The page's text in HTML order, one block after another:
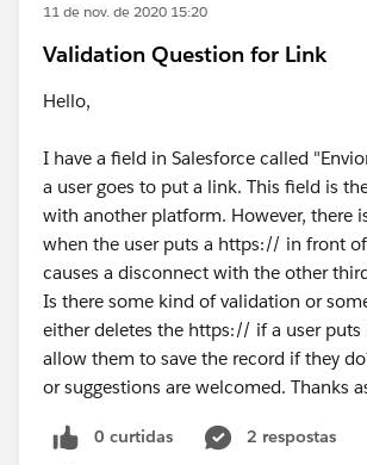
11 de nov. de 2020 15:20
Validation Question for Link
Hello,
I have a field in Salesforce called
a user goes to put a link. This field is
with another platform. However, there
when the user puts a https:// in front
causes a disconnect with the other
Is there some kind of validation or
either deletes the https:// if a user
allow them to save the record if they
or suggestions are welcomed. Thanks
0 curtidas
2 respostas